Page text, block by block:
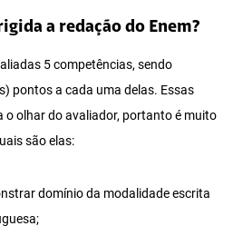
a redação do Enem?
5 competências, sendo
pontos a cada uma delas. Essas
o olhar do avaliador, portanto é muito
são elas:
domínio da modalidade escrita